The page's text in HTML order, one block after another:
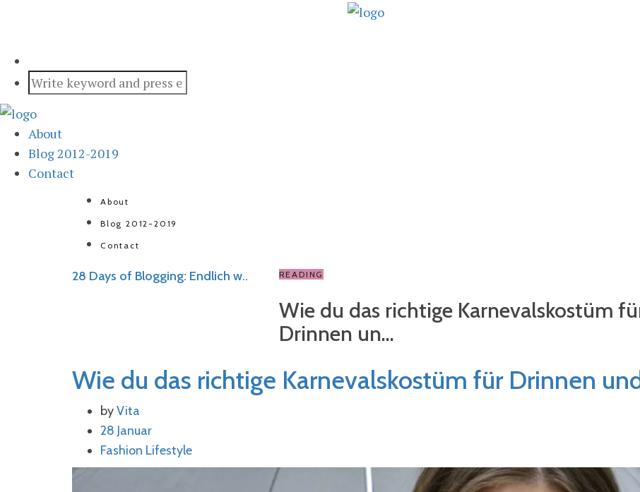
About
Blog 2012-2019
Contact
About
Blog 2012-2019
Contact
28 Days of Blogging: Endlich w.. READING
Wie du das richtige Karnevalskostüm
Drinnen un...
Wie du das richtige Karnevalskostüm für Drinnen
byVita
28 Januar
Fashion Lifestyle